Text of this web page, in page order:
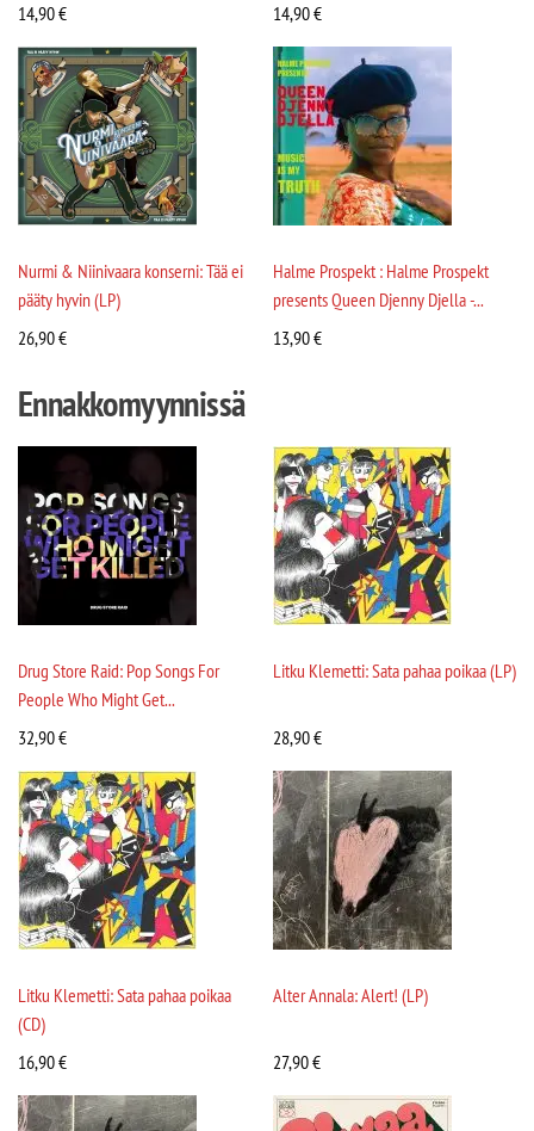
14,90€
14,90€
Nurmi & Niinivaara konserni: Tää ei
pääty hyvin (LP)
26,90€
Halme Prospekt : Halme Prospekt
presents Queen Djenny Djella -...
13,90€
Ennakkomyynnissä
Drug Store Raid: Pop Songs For
People Who Might Get...
32,90€
Litku Klemetti: Sata pahaa poikaa (LP)
28,90€
Litku Klemetti: Sata pahaa poikaa
(CD)
16,90€
Alter Annala: Alert! (LP)
27,90€